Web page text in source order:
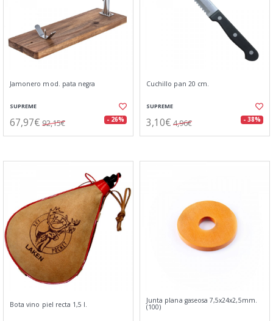
Jamonero mod. pata negra
SUPREME
67,97€ 92,15€ - 26%
Cuchillo pan 20 cm.
SUPREME
3,10€ 4,96€ - 38%
Bota vino piel recta 1,5 l. Junta plana gaseosa 7,5x24x2,5mm.
(100)